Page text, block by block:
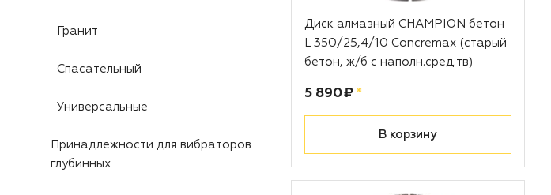
Гранит
Спасательный
Универсальные
Принадлежности для вибраторов
глубинных
Диск алмазный CHAMPION бетон
L 350/25,4/10 Concremax (старый
бетон, ж/б с наполн.сред.тв)
Цена:
5 890 ₽ рублей
*
В корзину